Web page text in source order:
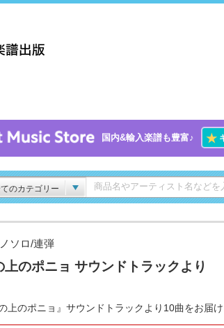
国内&輸入楽譜も豊富♪ ★
のカテゴリー
ソロ/連弾
上のポニョ サウンドトラックより
の上のポニョ』サウンドトラックより10曲をお届け